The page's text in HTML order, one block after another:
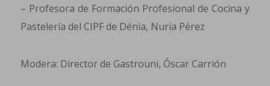
– Profesora de Formación Profesional de Cocina y
Pastelería del CIPF de Dénia, Nuria Pérez
Modera: Director de Gastrouni, Óscar Carrión